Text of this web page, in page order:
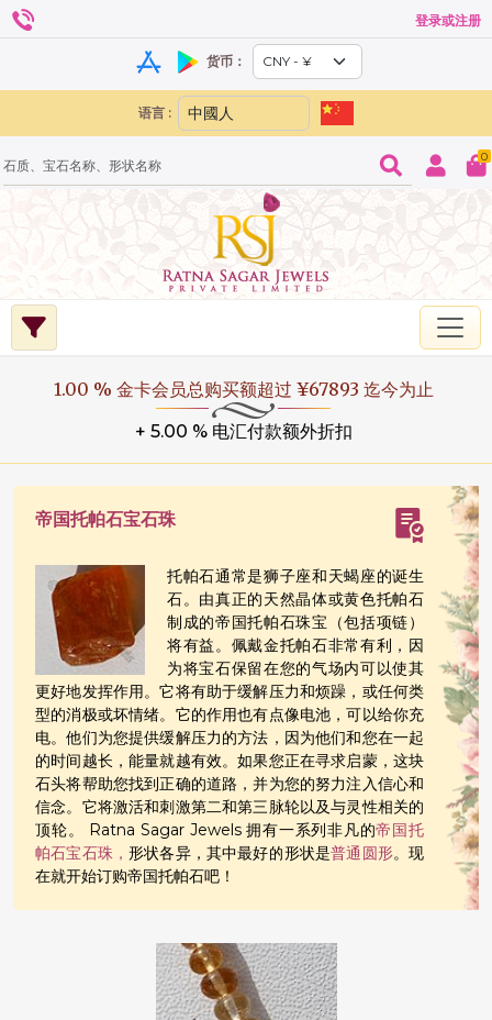
登录或注册
货币：
语言 :
0
1.00 % 金卡会员总购买额超过 ¥67893 迄今为止
+ 5.00 % 电汇付款额外折扣
帝国托帕石宝石珠
托帕石通常是狮子座和天蝎座的诞生
石。由真正的天然晶体或黄色托帕石
制成的帝国托帕石珠宝（包括项链）
将有益。佩戴金托帕石非常有利，因
为将宝石保留在您的气场内可以使其
更好地发挥作用。它将有助于缓解压力和烦躁，或任何类
型的消极或坏情绪。它的作用也有点像电池，可以给你充
电。他们为您提供缓解压力的方法，因为他们和您在一起
的时间越长，能量就越有效。如果您正在寻求启蒙，这块
石头将帮助您找到正确的道路，并为您的努力注入信心和
信念。它将激活和刺激第二和第三脉轮以及与灵性相关的
顶轮。 Ratna Sagar Jewels 拥有一系列非凡的帝国托
帕石宝石珠， 形状各异，其中最好的形状是普通圆形。现
在就开始订购帝国托帕石吧！